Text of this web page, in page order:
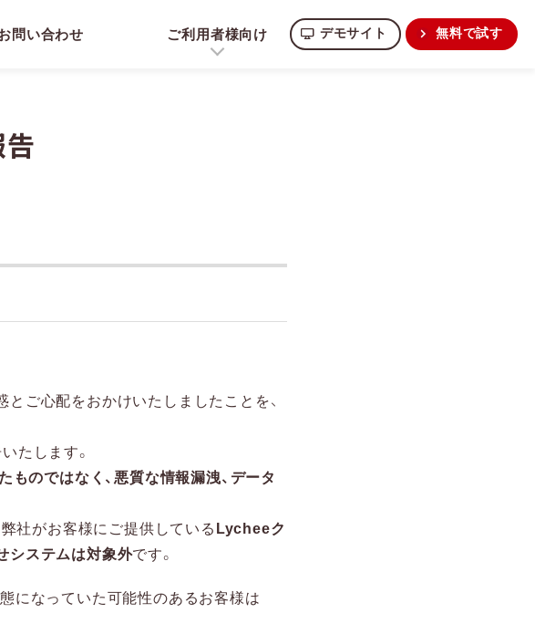
問い合わせ ご利用者様向け デモサイト 無料で試す
ご心配をおかけいたしましたことを、
たします。
のではなく、悪質な情報漏洩、データ
社がお客様にご提供している Lycheeク
システムは対象外です。
になっていた可能性のあるお客様は